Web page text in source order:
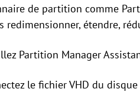
de partition comme
redimensionner, étendre,
Partition Manager
le fichier VHD du